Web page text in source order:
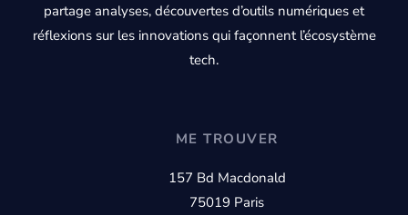
partage analyses, découvertes d’outils numériques et
réflexions sur les innovations qui façonnent l’écosystème
tech.
ME TROUVER
157 Bd Macdonald
75019 Paris